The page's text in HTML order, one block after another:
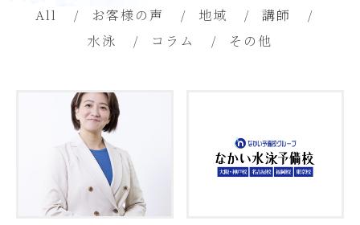
All お客様の声 地域
講師
水泳
コラム その他